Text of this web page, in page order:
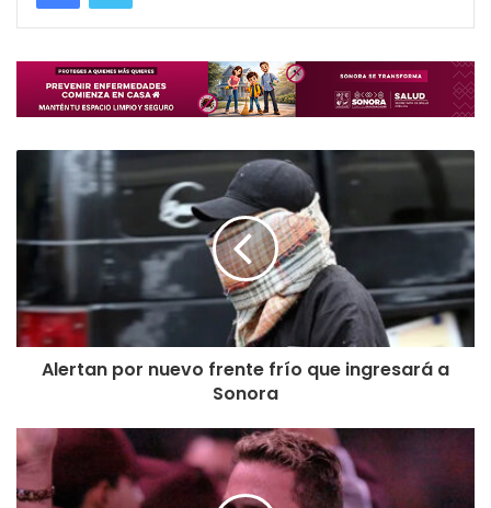
Alertan por nuevo frente frío que ingresará a
Sonora